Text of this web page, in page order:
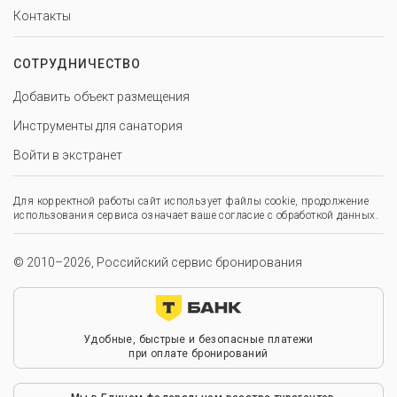
Контакты
СОТРУДНИЧЕСТВО
Добавить объект размещения
Инструменты для санатория
Войти в экстранет
Для корректной работы сайт использует файлы cookie, продолжение
использования сервиса означает ваше согласие с обработкой данных.
© 2010–2026, Российский сервис бронирования
Удобные, быстрые и безопасные платежи
при оплате бронирований